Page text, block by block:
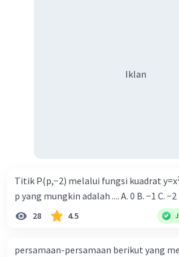
Iklan
Titik P(p,−2) melalui fungsi kuadrat
p yang mungkin adalah .... A. 0 B. −1 C. −2
28 4.5
persamaan-persamaan berikut yang